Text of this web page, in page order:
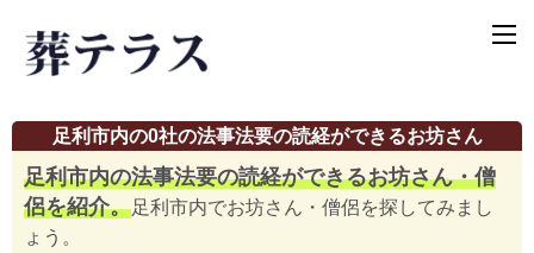
足利市内の0社の法事法要の読経ができるお坊さん
足利市内の法事法要の読経ができるお坊さん・僧
侶を紹介。足利市内でお坊さん・僧侶を探してみまし
ょう。